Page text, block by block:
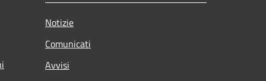
Notizie
Comunicati
Avvisi